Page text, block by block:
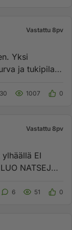
Vastattu 8pv
30 1007 0
Vastattu 8pv
EI
NATSEJA.
6 51 0